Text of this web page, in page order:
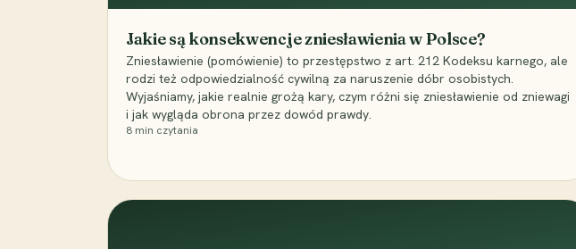
Jakie są konsekwencje zniesławienia w Polsce?
Zniesławienie (pomówienie) to przestępstwo z art. 212 Kodeksu karnego, ale
rodzi też odpowiedzialność cywilną za naruszenie dóbr osobistych.
Wyjaśniamy, jakie realnie grożą kary, czym różni się zniesławienie od zniewagi
i jak wygląda obrona przez dowód prawdy.
8 min czytania